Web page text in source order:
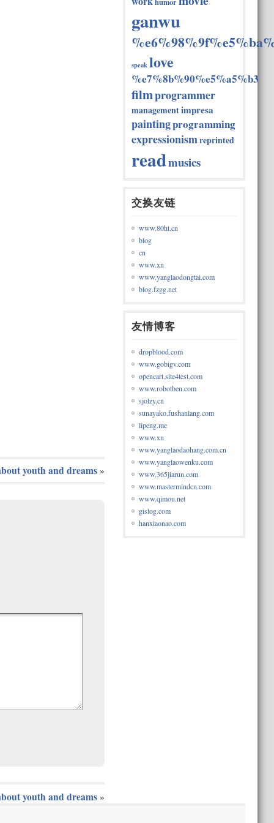
youth and dreams»
youth and dreams»
ganwu
speaklove
%e7%8b%90%e5%a5%b3
filmprogrammer
managementimpresa
paintingprogramming
expressionismreprinted
readmusics
交换友链
www.80ht.cn
blog
cn
www.xn
www.yanglaodongtai.com
blog.fzgg.net
友情博客
dropblood.com
www.gobigv.com
opencart.site4test.com
www.robotben.com
sjolzy.cn
sunayako.fushanlang.com
lipeng.me
www.xn
www.yanglaodaohang.com.cn
www.yanglaowenku.com
www.365jiarun.com
www.mastermindcn.com
www.qimou.net
gislog.com
hanxiaonao.com